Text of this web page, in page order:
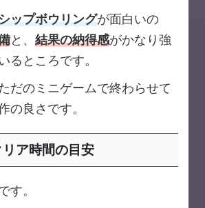
ップボウリングが面白いの
と、 結果の納得感がかなり強
るところです。
だのミニゲームで終わらせて
の良さです。
ア時間の目安
す。